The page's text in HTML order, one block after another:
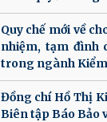
Quy chế mới về
nhiệm, tạm đình
trong ngành
Đồng chí Hồ Thị
Biên tập Báo Bảo